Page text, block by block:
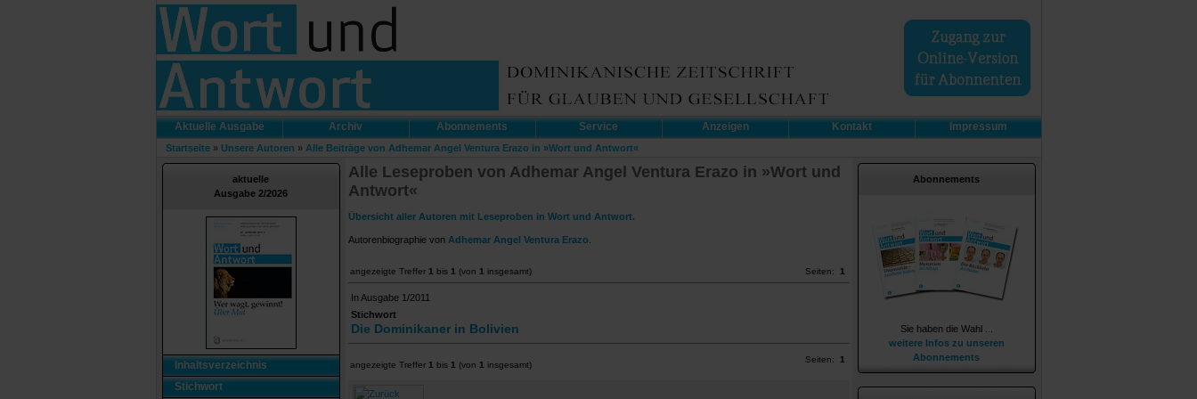
Aktuelle Ausgabe Archiv Abonnements Service Anzeigen Kontakt Impressum
Startseite» Unsere Autoren » Alle Beiträge von Adhemar Angel Ventura Erazo in »Wort und Antwort«
aktuelle
Ausgabe 2/2026
Inhaltsverzeichnis
Stichwort
Alle Leseproben von Adhemar Angel Ventura Erazo in »Wort und
Antwort«
Übersicht aller Autoren mit Leseproben in Wort und Antwort.
Autorenbiographie von Adhemar Angel Ventura Erazo
angezeigte Treffer 1 bis 1 (von 1 insgesamt) Seiten: 1
In Ausgabe 1/2011
Stichwort
Die Dominikaner in Bolivien
angezeigte Treffer 1 bis 1 (von 1 insgesamt)
Seiten: 1
Abonnements
Sie haben die Wahl ...
weitere Infos zu unseren
Abonnements